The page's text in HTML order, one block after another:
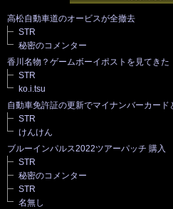
高松自動車道のオービスが全撤去
STR
秘密のコメンター
香川名物？ゲームボーイポストを見てきた
STR
ko.i.tsu
自動車免許証の更新でマイナンバーカード
STR
けんけん
ブルーインパルス2022ツアーパッチ 購入
STR
秘密のコメンター
STR
名無し